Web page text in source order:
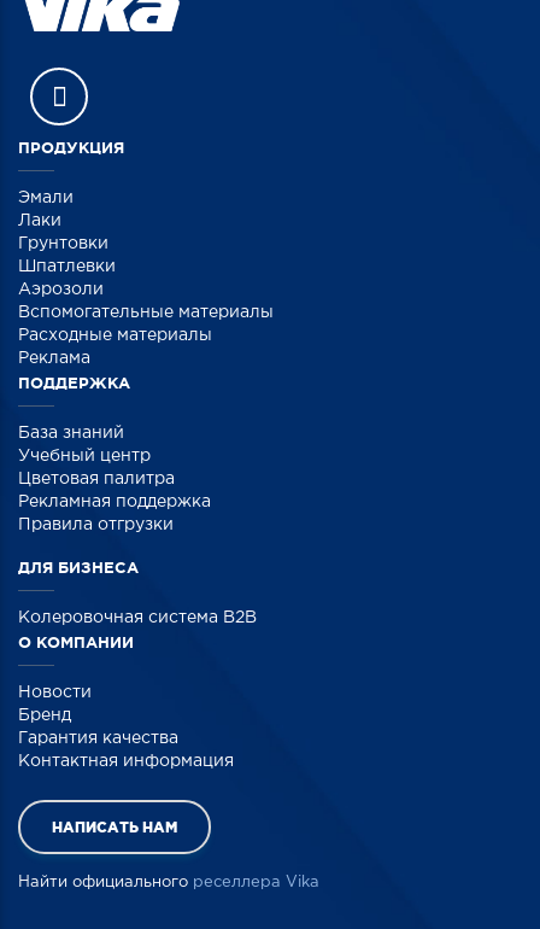
ПРОДУКЦИЯ
Эмали
Лаки
Грунтовки
Шпатлевки
Аэрозоли
Вспомогательные материалы
Расходные материалы
Реклама
ПОДДЕРЖКА
База знаний
Учебный центр
Цветовая палитра
Рекламная поддержка
Правила отгрузки
ДЛЯ БИЗНЕСА
Колеровочная система B2B
О КОМПАНИИ
Новости
Бренд
Гарантия качества
Контактная информация
НАПИСАТЬ НАМ
Найти официального реселлера Vika